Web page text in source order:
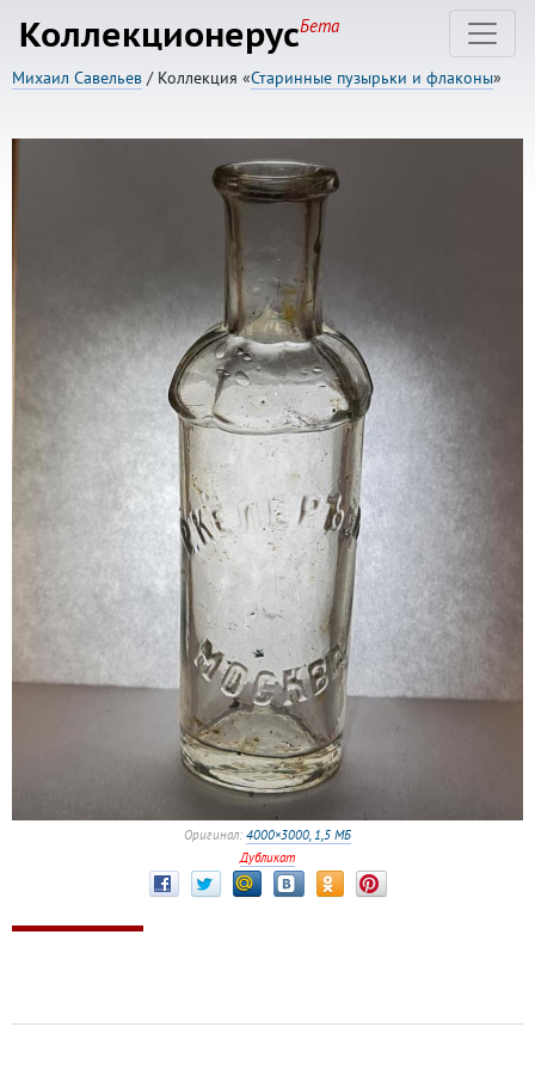
КоллекционерусБета
Михаил Савельев / Коллекция «Старинные пузырьки и флаконы»
Оригинал: 4000×3000, 1,5 МБ
Дубликат